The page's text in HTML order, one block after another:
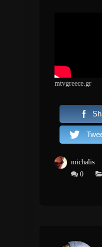
mtvgreece.gr
michalis
0